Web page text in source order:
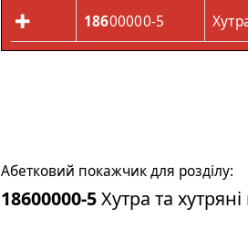
18600000-5
Абетковий покажчик для розділу:
18600000-5Хутра та